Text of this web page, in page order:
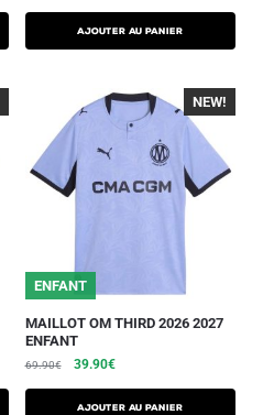
AJOUTER AU PANIER
-40%
NEW!
ENFANT
MAILLOT OM THIRD 2026 2027
ENFANT
69.90€ 39.90€
AJOUTER AU PANIER